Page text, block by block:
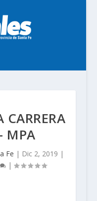
CARRERA
MPA
Fe | Dic 2, 2019 |
|